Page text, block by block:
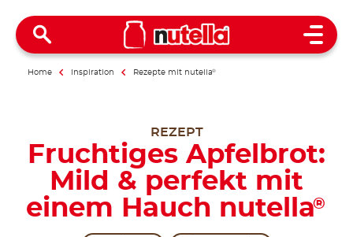
Open
Home Inspiration Rezepte mit nutella®
REZEPT
Fruchtiges Apfelbrot:
Mild & perfekt mit
einem Hauch nutella®